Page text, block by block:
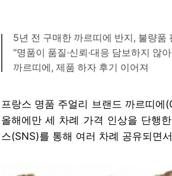
5년 전 구매한 까르띠에 반지, 불량품
"명품이 품질·신뢰·대응 담보하지 않
까르띠에, 제품 하자 후기 이어져
프랑스 명품 주얼리 브랜드 까르띠
올해에만 세 차례 가격 인상을 단행
스(SNS)를 통해 여러 차례 공유되면